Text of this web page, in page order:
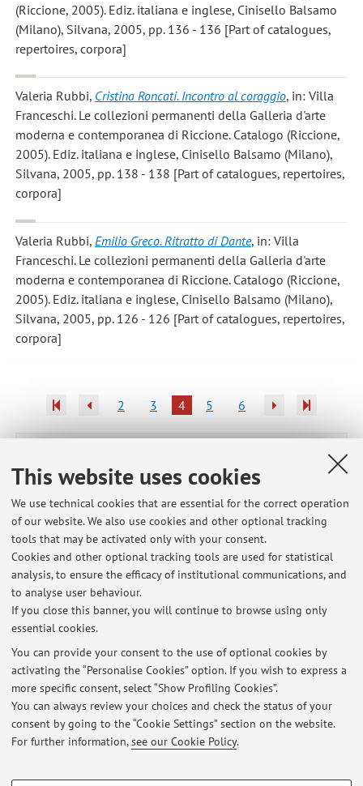
This website uses cookies
We use technical cookies that are essential for the correct operation
of our website. We also use cookies and other optional tracking
tools that may be activated only with your consent.
Cookies and other optional tracking tools are used for statistical
analysis, to ensure the efficacy of institutional communications, and
to analyse user behaviour.
If you close this banner, you will continue to browse using only
essential cookies.
You can provide your consent to the use of optional cookies by
activating the “Personalise Cookies” option. If you wish to express a
more specific consent, select “Show Profiling Cookies”.
You can always review your choices and check the status of your
consent by going to the “Cookie Settings” section on the website.
For further information,see our Cookie Policy.
(Riccione, 2005). Ediz. italiana e inglese, Cinisello Balsamo
(Milano), Silvana, 2005, pp. 136 - 136 [Part of catalogues,
repertoires, corpora]
Valeria Rubbi, Cristina Roncati. Incontro al coraggio, in: Villa
Franceschi. Le collezioni permanenti della Galleria d'arte
moderna e contemporanea di Riccione. Catalogo (Riccione,
2005). Ediz. italiana e inglese, Cinisello Balsamo (Milano),
Silvana, 2005, pp. 138 - 138 [Part of catalogues, repertoires,
corpora]
Valeria Rubbi, Emilio Greco. Ritratto di Dante, in: Villa
Franceschi. Le collezioni permanenti della Galleria d'arte
moderna e contemporanea di Riccione. Catalogo (Riccione,
2005). Ediz. italiana e inglese, Cinisello Balsamo (Milano),
Silvana, 2005, pp. 126 - 126 [Part of catalogues, repertoires,
corpora]
2 3 4 5 6
Latest news
Seminario archiviazione ARTE-MODA Visita mostra Barocco. Il gran
teatro delle idee 21 maggio
Published on: May 16 2026
SAMS Visita didattica al Teatro anatomico di Palazzo
dell'Archiginnasio
Published on: May 08 2026
SAMS Visita didattica palazzo Poggi
Published on: May 08 2026